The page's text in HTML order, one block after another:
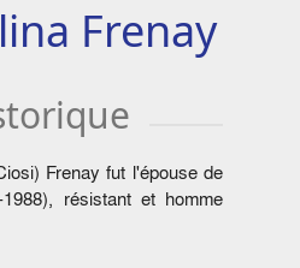
Frenay
Frenay fut l'épouse de
résistant et homme